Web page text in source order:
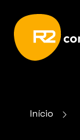
Início